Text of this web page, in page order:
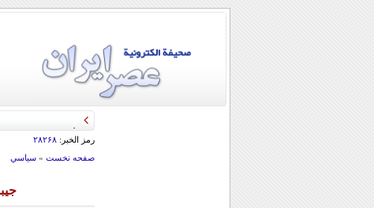
رمز الخبر: ۲۸۲۶۸
صفحه نخست» سياسي